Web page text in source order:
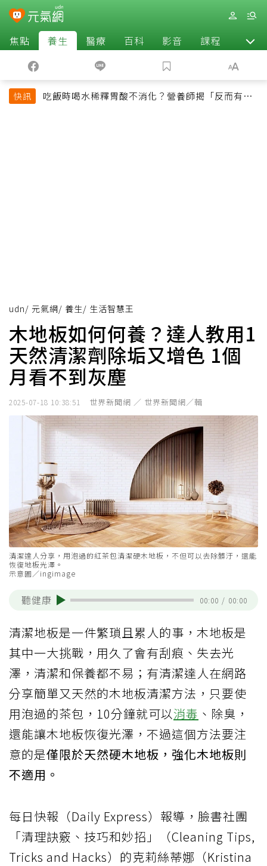
焦點 養生 醫療 百科 影音 課程 退休
快訊
吃飯時喝水稀釋胃酸不消化？營養師揭「反而有好
udn/ 元氣網/ 養生/ 生活智慧王
木地板如何何養？達人教用1
天然清潔劑除垢又增色 1個
月看不到灰塵
2025-07-18 10:38:51 世界新聞網 ／ 世界新聞網／輯
清潔達人分享，用泡過的紅茶包清潔硬木地板，不但可以去除髒汙，還能
恢復地板光澤。
示意圖／ingimage
聽健康 00:00 / 00:00
清潔地板是一件繁瑣且累人的事，木地板是
其中一大挑戰，用久了會有刮痕、失去光
澤，清潔和保養都不易；有清潔達人在網路
分享簡單又天然的木地板清潔方法，只要使
用泡過的茶包，10分鐘就可以消毒 、除臭，
還能讓木地板恢復光澤，不過這個方法要注
意的是僅限於天然硬木地板，強化木地板則
不適用。
每日快報（Daily Express）報導，臉書社團
「清理訣竅、技巧和妙招」（Cleaning Tips,
Tricks and Hacks）的克莉絲蒂娜（Kristina